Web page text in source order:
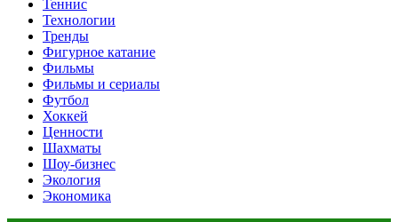
Теннис
Технологии
Тренды
Фигурное катание
Фильмы
Фильмы и сериалы
Футбол
Хоккей
Ценности
Шахматы
Шоу-бизнес
Экология
Экономика